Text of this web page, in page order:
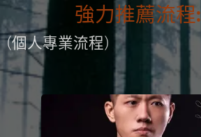
強力推薦流程:
(個人專業流程)